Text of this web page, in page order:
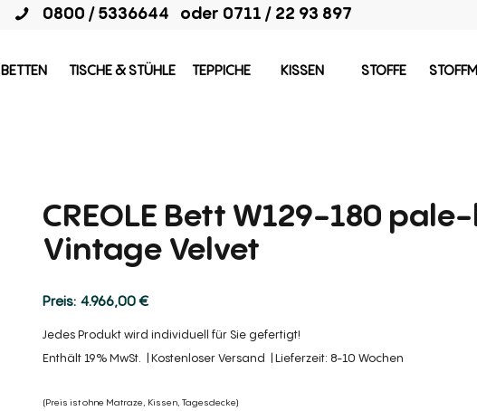
0800 / 5336644 oder 0711 / 22 93 897
BETTEN TISCHE & STÜHLE TEPPICHE KISSEN STOFFE
CREOLE Bett W129-180
Vintage Velvet
4.966,00€
Jedes Produkt wird individuell für Sie gefertigt!
Enthält 19% MwSt.
Kostenloser Versand Lieferzeit: 8-10 Wochen
(Preis ist ohne Matraze, Kissen, Tagesdecke)